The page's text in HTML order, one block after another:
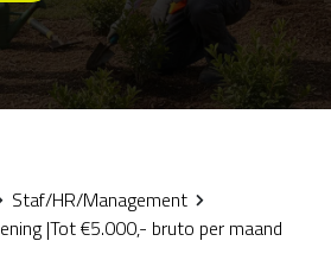
Staf/HR/Management
|Tot €5.000,- bruto per maand